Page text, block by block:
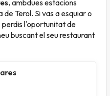
ambdues estacions
Terol. Si vas a esquiar o
perdis l'oportunitat de
buscant el seu restaurant